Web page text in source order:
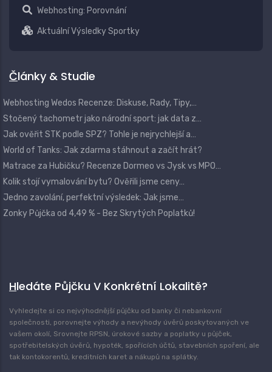
Webhosting: Porovnání
Aktuální Výsledky Sportky
Články & Studie
Webhosting Wedos Recenze: Diskuse, Rady, Tipy,…
Stočený tachometr jako národní sport: jak data z…
Jak ověřit STK podle SPZ? Tohle je nejrychlejší a…
World of Tanks: Jak zdarma stáhnout a začít hrát?
Matrace za Hubičku? Recenze Dormeo vs Jysk vs MPO…
Kolik stojí vymalování bytu? Ověřili jsme ceny…
Jedno zavolání, perfektní výsledek: Jak jsme…
Zonky Půjčka od 4,49 % - Bez Skrytých Poplatků!
Hledáte Půjčku V Konkrétní Lokalitě?
Vyhledejte si co nejvýhodnější půjčku od banky či nebankovní
společnosti, porovnejte výhody a nevýhody úvěrů poskytovaných ve
vašem okolí, Srovnejte RPSN, úrokové sazby a poplatky u půjček,
spotřebitelských úvěrů, hypoték, spořících účtů, stavebních spoření, ale
tak kontokorentů, kreditních karet a nákupů na splátky.